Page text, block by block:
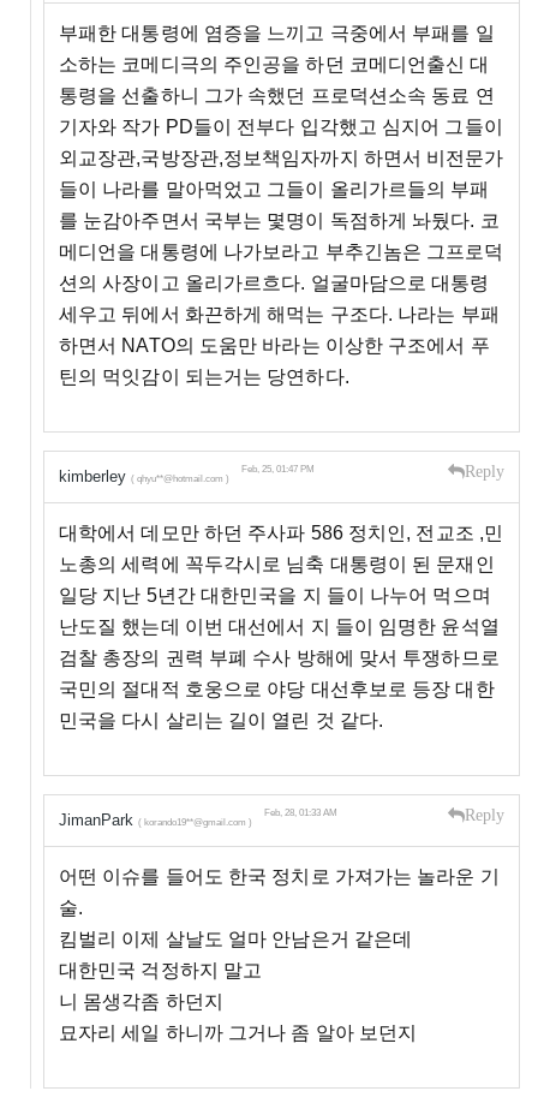
부패한 대통령에 염증을 느끼고 극중에서 부패를 일
소하는 코메디극의 주인공을 하던 코메디언출신 대
통령을 선출하니 그가 속했던 프로덕션소속 동료 연
기자와 작가 PD들이 전부다 입각했고 심지어 그들이
외교장관,국방장관,정보책임자까지 하면서 비전문가
들이 나라를 말아먹었고 그들이 올리가르들의 부패
를 눈감아주면서 국부는 몇명이 독점하게 놔뒀다. 코
메디언을 대통령에 나가보라고 부추긴놈은 그프로덕
션의 사장이고 올리가르흐다. 얼굴마담으로 대통령
세우고 뒤에서 화끈하게 해먹는 구조다. 나라는 부패
하면서 NATO의 도움만 바라는 이상한 구조에서 푸
틴의 먹잇감이 되는거는 당연하다.
kimberley ( qhyu**@hotmail.com )
Feb, 25, 01:47 PM Reply
대학에서 데모만 하던 주사파 586 정치인, 전교조 ,민
노총의 세력에 꼭두각시로 님축 대통령이 된 문재인
일당 지난 5년간 대한민국을 지 들이 나누어 먹으며
난도질 했는데 이번 대선에서 지 들이 임명한 윤석열
검찰 총장의 권력 부폐 수사 방해에 맞서 투쟁하므로
국민의 절대적 호웅으로 야당 대선후보로 등장 대한
민국을 다시 살리는 길이 열린 것 같다.
JimanPark ( korando19**@gmail.com )
Feb, 28, 01:33 AM Reply
어떤 이슈를 들어도 한국 정치로 가져가는 놀라운 기
술.
킴벌리 이제 살날도 얼마 안남은거 같은데
대한민국 걱정하지 말고
니 몸생각좀 하던지
묘자리 세일 하니까 그거나 좀 알아 보던지